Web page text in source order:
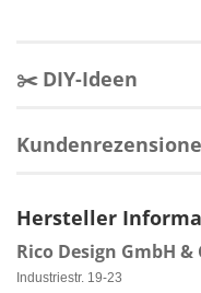
✂️ DIY-Ideen
Hersteller
Rico Design GmbH &
Industriestr. 19-23